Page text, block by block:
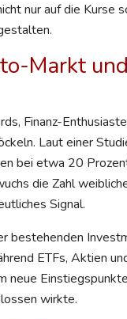
nur auf die Kurse
Markt
Finanz-
Laut einer
bei etwa 20
die Zahl
Signal.
bestehenden
ETFs, Aktien
neue
wirkte.